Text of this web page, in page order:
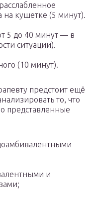
кушетке (5 минут).
5 до 40 минут — в
ситуации).
(10 минут).
предстоит ещё
то, что
представленные
и